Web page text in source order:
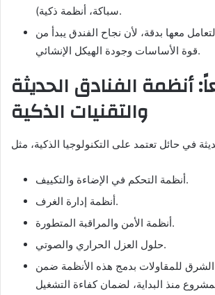
سباكة، أنظمة ذكية).
معها بدقة، لأن نجاح الفندق يبدأ من
قوة الأساسات وجودة الهيكل الإنشائي.
أنظمة الفنادق الحديثة
والتقنيات الذكية
أنظمة التحكم في الإضاءة والتكييف.
أنظمة إدارة الغرف.
أنظمة الأمن والمراقبة المتطورة.
حلول العزل الحراري والصوتي.
للمقاولات بدمج هذه الأنظمة ضمن
منذ البداية، لضمان كفاءة التشغيل